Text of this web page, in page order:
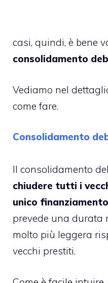
casi, quindi, è bene
consolidamento
Vediamo nel
come fare.
Consolidamento
Il consolidamento
chiudere tutti i
unico finanziamento
prevede una durata
molto più leggera
vecchi prestiti.